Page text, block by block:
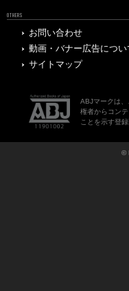
OTHERS
お問い合わせ
動画・バナー広告につい
サイトマップ
ABJマークは
権者からコン
ことを示す登
©